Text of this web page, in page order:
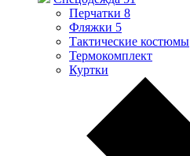
Перчатки 8
Фляжки 5
Тактические костюмы
Термокомплект
Куртки